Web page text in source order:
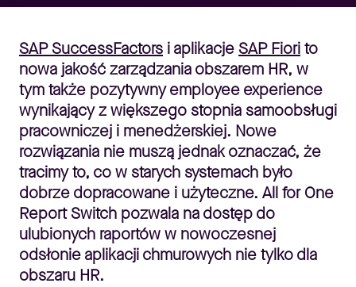
SAP SuccessFactors i aplikacjeSAP Fiorito
nowa jakość zarządzania obszarem HR, w
tym także pozytywny employee experience
wynikający z większego stopnia samoobsługi
pracowniczej i menedżerskiej. Nowe
rozwiązania nie muszą jednak oznaczać, że
tracimy to, co w starych systemach było
dobrze dopracowane i użyteczne. All for One
Report Switch pozwala na dostęp do
ulubionych raportów w nowoczesnej
odsłonie aplikacji chmurowych nie tylko dla
obszaru HR.